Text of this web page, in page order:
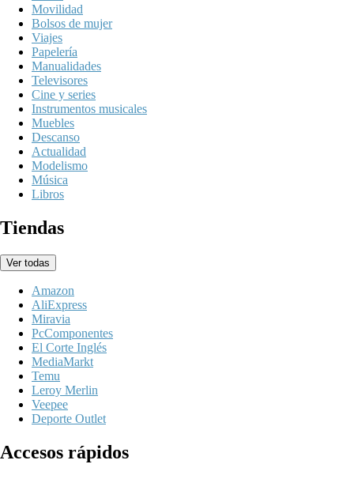
Movilidad
Bolsos de mujer
Viajes
Papelería
Manualidades
Televisores
Cine y series
Instrumentos musicales
Muebles
Descanso
Actualidad
Modelismo
Música
Libros
Tiendas
Ver todas
Amazon
AliExpress
Miravia
PcComponentes
El Corte Inglés
MediaMarkt
Temu
Leroy Merlin
Veepee
Deporte Outlet
Accesos rápidos